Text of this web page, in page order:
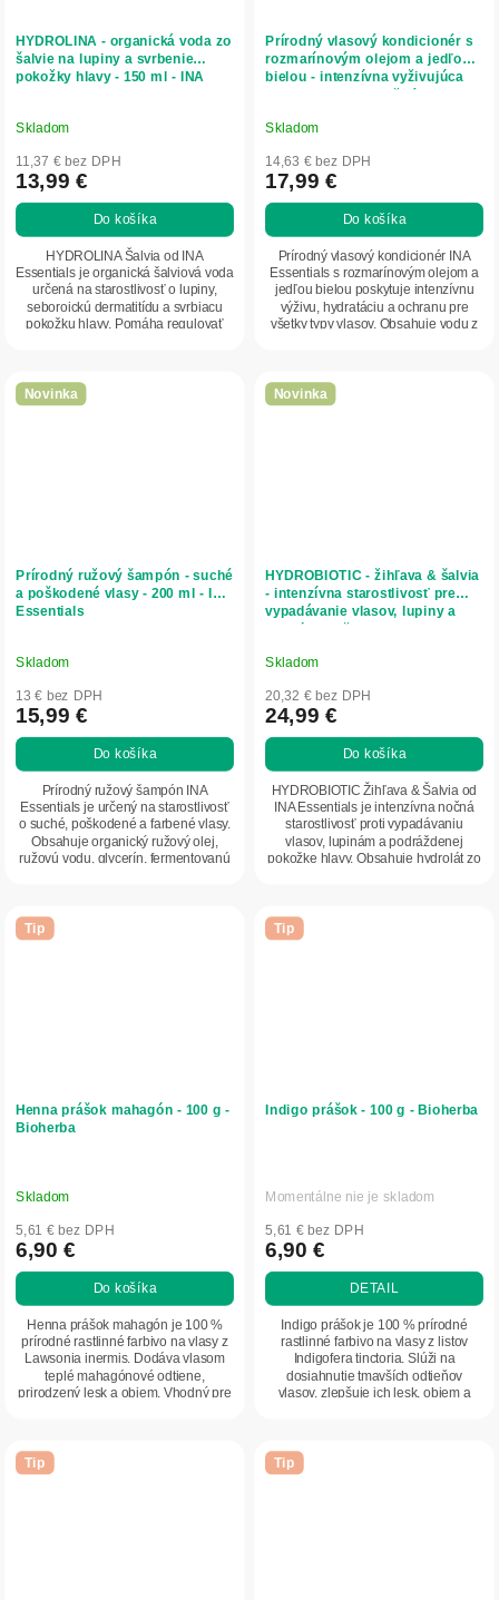
HYDROLINA - organická voda zo
šalvie na lupiny a svrbenie
pokožky hlavy - 150 ml - INA
Skladom
11,37 € bez DPH
13,99 €
Do košíka
HYDROLINA Šalvia od INA
Essentials je organická šalviová voda
určená na starostlivosť o lupiny,
seboroickú dermatitídu a svrbiacu
pokožku hlavy. Pomáha regulovať
Prírodný vlasový kondicionér s
rozmarínovým olejom a jedľou
bielou - intenzívna vyživujúca
starostlivosť pre každý typ
Skladom
14,63 € bez DPH
17,99 €
Do košíka
Prírodný vlasový kondicionér INA
Essentials s rozmarínovým olejom a
jedľou bielou poskytuje intenzívnu
výživu, hydratáciu a ochranu pre
všetky typy vlasov. Obsahuje vodu z
Novinka
Prírodný ružový šampón - suché
a poškodené vlasy - 200 ml - INA
Essentials
Skladom
13 € bez DPH
15,99 €
Do košíka
Prírodný ružový šampón INA
Essentials je určený na starostlivosť
o suché, poškodené a farbené vlasy.
Obsahuje organický ružový olej,
ružovú vodu, glycerín, fermentovanú
Novinka
HYDROBIOTIC - žihľava & šalvia
- intenzívna starostlivosť pre
vypadávanie vlasov, lupiny a
citlivú pokožku hlavy - 150 ml -
Skladom
20,32 € bez DPH
24,99 €
Do košíka
HYDROBIOTIC Žihľava & Šalvia od
INA Essentials je intenzívna nočná
starostlivosť proti vypadávaniu
vlasov, lupinám a podráždenej
pokožke hlavy. Obsahuje hydrolát zo
Tip
Henna prášok mahagón - 100 g -
Bioherba
Skladom
5,61 € bez DPH
6,90 €
Do košíka
Henna prášok mahagón je 100 %
prírodné rastlinné farbivo na vlasy z
Lawsonia inermis. Dodáva vlasom
teplé mahagónové odtiene,
prirodzený lesk a objem. Vhodný pre
Tip
Indigo prášok - 100 g - Bioherba
Momentálne nie je skladom
5,61 € bez DPH
6,90 €
DETAIL
Indigo prášok je 100 % prírodné
rastlinné farbivo na vlasy z listov
Indigofera tinctoria. Slúži na
dosiahnutie tmavších odtieňov
vlasov, zlepšuje ich lesk, objem a
Tip Tip